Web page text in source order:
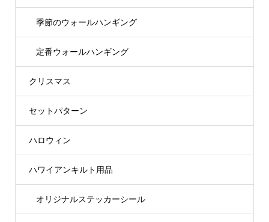
季節のウォールハンギング
定番ウォールハンギング
クリスマス
セットパターン
ハロウィン
ハワイアンキルト用品
オリジナルステッカーシール